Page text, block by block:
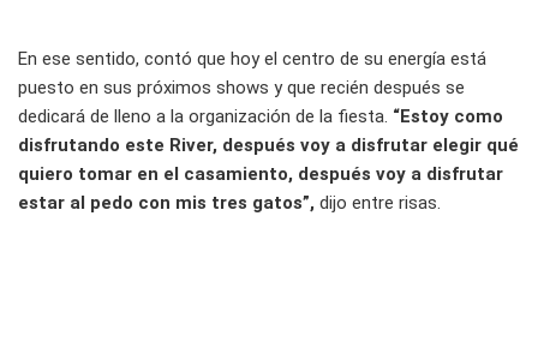
En ese sentido, contó que hoy el centro de su energía está
puesto en sus próximos shows y que recién después se
dedicará de lleno a la organización de la fiesta. “Estoy como
disfrutando este River, después voy a disfrutar elegir qué
quiero tomar en el casamiento, después voy a disfrutar
estar al pedo con mis tres gatos”, dijo entre risas.